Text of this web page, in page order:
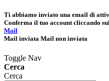
Ti abbiamo inviato una email di
Conferma il tuo account cliccando
Mail
Mail inviata Mail non inviata
Toggle Nav
Cerca
Cerca